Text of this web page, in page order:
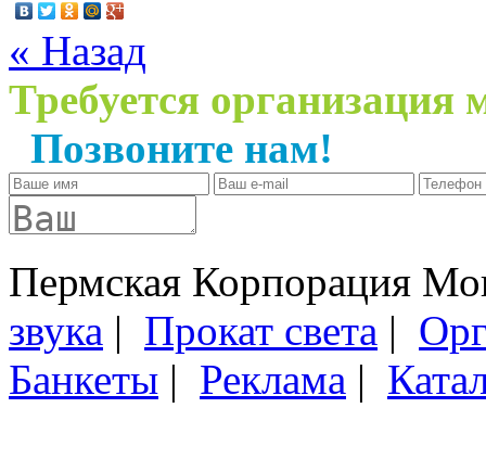
« Назад
Требуется организация
Позвоните нам!
Пермская Корпорация
звука | Прокат света |
Банкеты | Реклама |